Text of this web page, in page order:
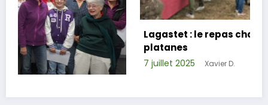
Lagastet : le repas champêtre réussi sous
platanes
7 juillet 2025 Xavier D.